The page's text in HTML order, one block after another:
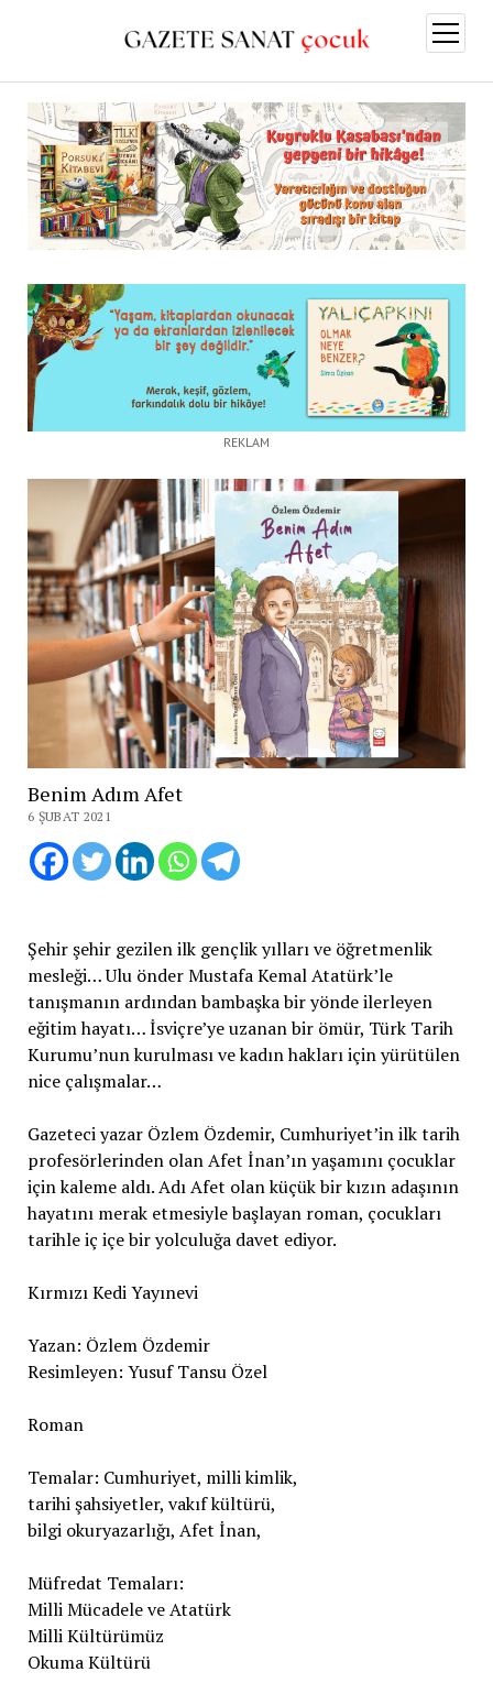
aç
REKLAM
Benim Adım Afet
6 ŞUBAT 2021
Şehir şehir gezilen ilk gençlik yılları ve öğretmenlik
mesleği… Ulu önder Mustafa Kemal Atatürk’le
tanışmanın ardından bambaşka bir yönde ilerleyen
eğitim hayatı… İsviçre’ye uzanan bir ömür, Türk Tarih
Kurumu’nun kurulması ve kadın hakları için yürütülen
nice çalışmalar…
Gazeteci yazar Özlem Özdemir, Cumhuriyet’in ilk tarih
profesörlerinden olan Afet İnan’ın yaşamını çocuklar
için kaleme aldı. Adı Afet olan küçük bir kızın adaşının
hayatını merak etmesiyle başlayan roman, çocukları
tarihle iç içe bir yolculuğa davet ediyor.
Kırmızı Kedi Yayınevi
Yazan: Özlem Özdemir
Resimleyen: Yusuf Tansu Özel
Roman
Temalar: Cumhuriyet, milli kimlik,
tarihi şahsiyetler, vakıf kültürü,
bilgi okuryazarlığı, Afet İnan,
Müfredat Temaları:
Milli Mücadele ve Atatürk
Milli Kültürümüz
Okuma Kültürü